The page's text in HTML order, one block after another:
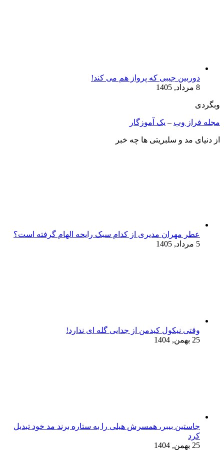
دوربین جیبی که پرواز هم می‌ کند!
8 مرداد, 1405
وبگردی
مجله فراز وب – یک آموزگار
از دنیای مد و سلبریتی ها چه خبر
عطر مهران مدیری از کدام سبک رایحه الهام گرفته است؟
5 مرداد, 1405
وقتی نیکول کیدمن از جدایی گله ای ندارد!
25 بهمن, 1404
جاستین بیبر، همسرش هیلی را به ستاره برند مد خود تبدیل
کرد
25 بهمن, 1404